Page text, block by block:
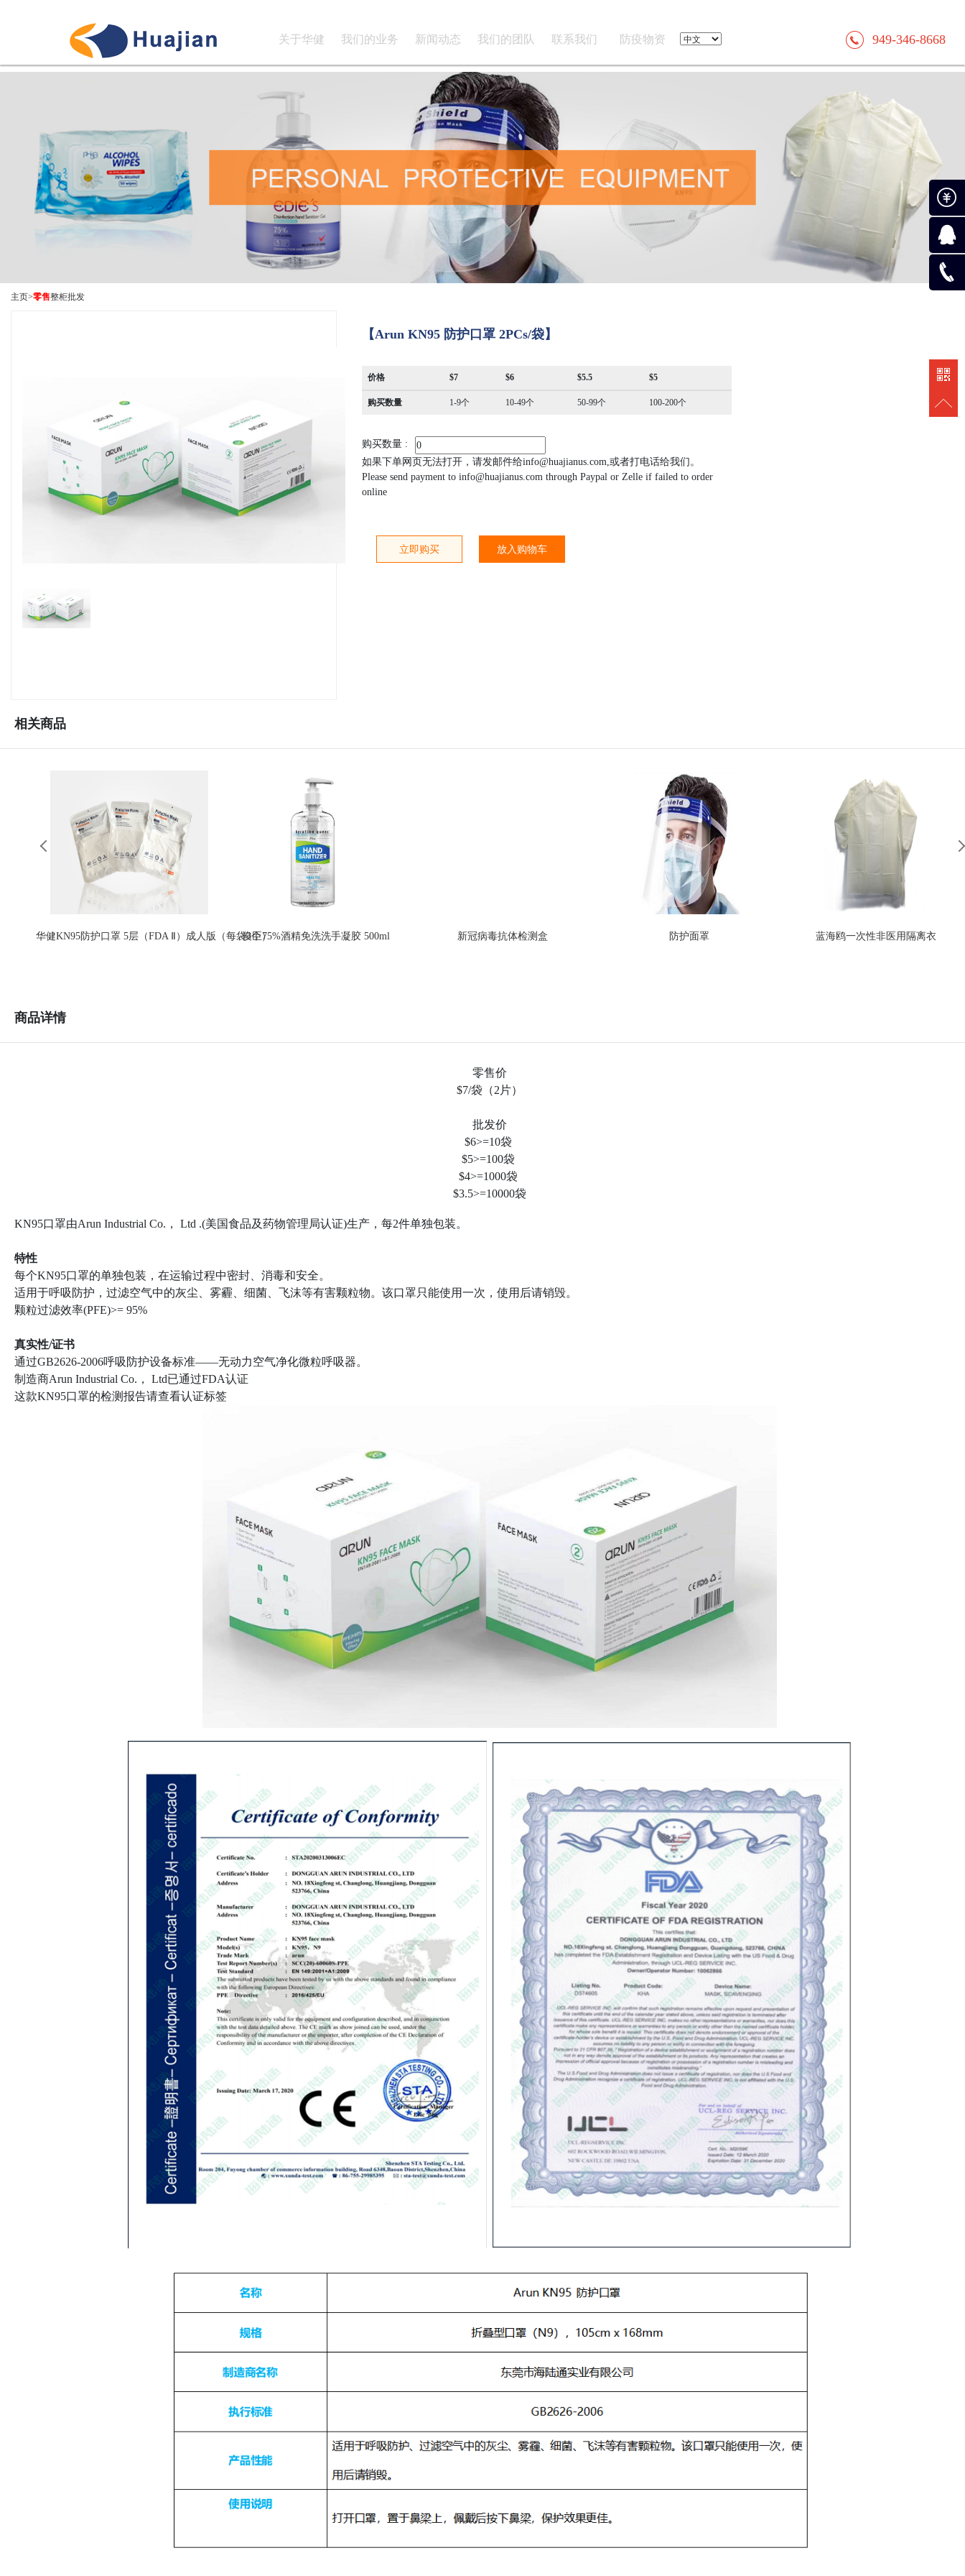
关于华健 我们的业务 新闻动态 我们的团队 联系我们 防疫物资 949-346-8668
主页>零售整柜批发
【Arun KN95 防护口罩 2PCs/袋】
价格 $7 $6 $5.5 $5
购买数量 1-9个 10-49个 50-99个 100-200个
购买数量 :
如果下单网页无法打开，请发邮件给info@huajianus.com,或者打电话给我们。
Please send payment to info@huajianus.com through Paypal or Zelle if failed to order
online
立即购买 放入购物车
相关商品
华健KN95防护口罩 5层（FDA Ⅱ）成人版（每袋3个）俊臣75%酒精免洗洗手凝胶 500ml 新冠病毒抗体检测盒 防护面罩 蓝海鸥一次性非医用隔离衣
商品详情
零售价
$7/袋（2片）
批发价
$6>=10袋
$5>=100袋
$4>=1000袋
$3.5>=10000袋
KN95口罩由Arun Industrial Co.， Ltd .(美国食品及药物管理局认证)生产，每2件单独包装。
特性
每个KN95口罩的单独包装，在运输过程中密封、消毒和安全。
适用于呼吸防护，过滤空气中的灰尘、雾霾、细菌、飞沫等有害颗粒物。该口罩只能使用一次，使用后请销毁。
颗粒过滤效率(PFE)>= 95%
真实性/证书
通过GB2626-2006呼吸防护设备标准——无动力空气净化微粒呼吸器。
制造商Arun Industrial Co.， Ltd已通过FDA认证
这款KN95口罩的检测报告请查看认证标签
付款
在线咨